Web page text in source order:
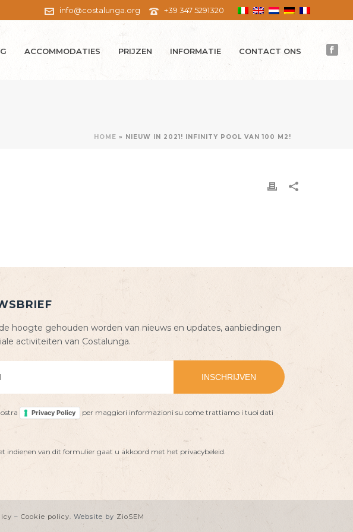
+39 347 5291320
info@costalunga.org
ACCOMMODATIES PRIJZEN INFORMATIE CONTACT ONS
HOME » NIEUW IN 2021! INFINITY POOL VAN 100 M2!
hoogte gehouden worden van nieuws en updates, aanbiedingen
activiteiten van Costalunga.
Privacy Policy
per maggiori informazioni su come trattiamo i tuoi dati
indienen van dit formulier gaat u akkoord met het privacybeleid.
– Cookie policy. Website by ZioSEM